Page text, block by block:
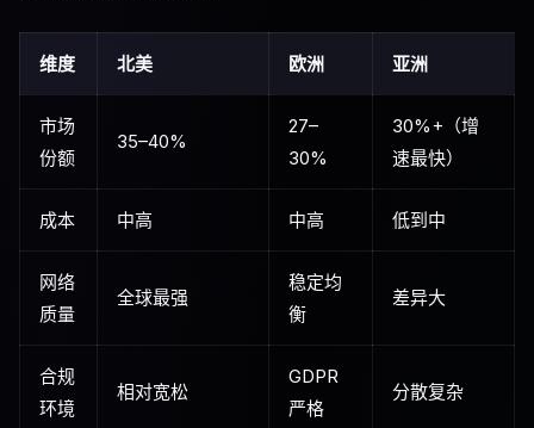
维度 北美 欧洲 亚洲
市场
份额
35–40%
27–
30%
30%+（增
速最快）
成本 中高 中高 低到中
网络
质量
全球最强
稳定均
衡
差异大
合规
环境
相对宽松
GDPR
严格
分散复杂